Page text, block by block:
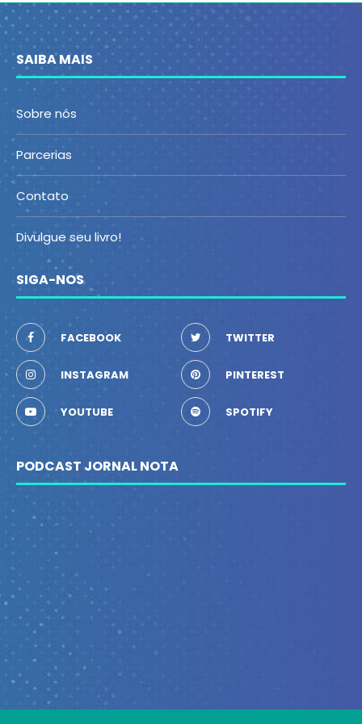
SAIBA MAIS
Sobre nós
Parcerias
Contato
Divulgue seu livro!
SIGA-NOS
FACEBOOK TWITTER
INSTAGRAM PINTEREST
YOUTUBE SPOTIFY
PODCAST JORNAL NOTA